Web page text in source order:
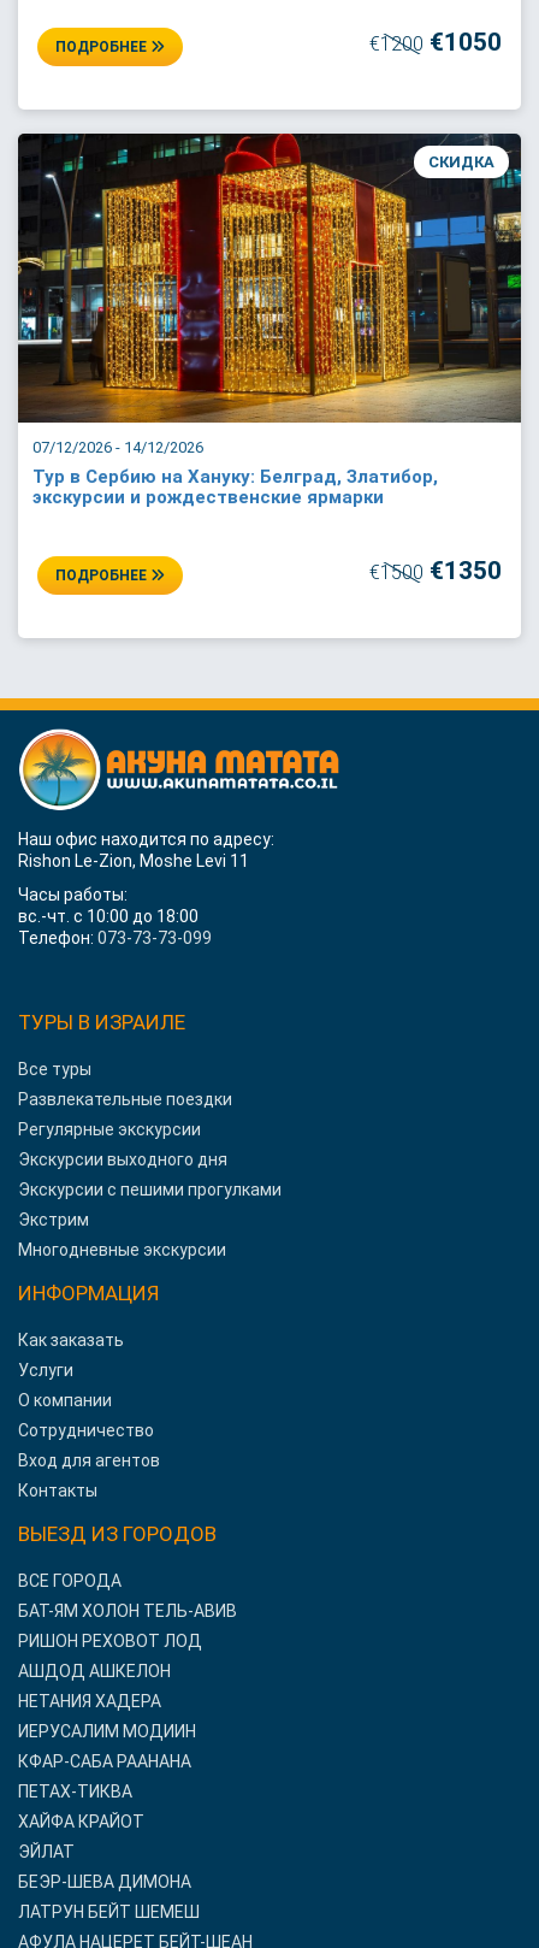
ПОДРОБНЕЕ €1200 €1050
07/12/2026 - 14/12/2026
СКИДКА
Тур в Сербию на Хануку: Белград, Златибор,
экскурсии и рождественские ярмарки
ПОДРОБНЕЕ €1500 €1350
Наш офис находится по адресу:
Rishon Le-Zion, Moshe Levi 11
Часы работы:
вс.-чт. с 10:00 до 18:00
Телефон: 073-73-73-099
ТУРЫ В ИЗРАИЛЕ
Все туры
Развлекательные поездки
Регулярные экскурсии
Экскурсии выходного дня
Экскурсии с пешими прогулками
Экстрим
Многодневные экскурсии
ИНФОРМАЦИЯ
Как заказать
Услуги
О компании
Сотрудничество
Вход для агентов
Контакты
ВЫЕЗД ИЗ ГОРОДОВ
ВСЕ ГОРОДА
БАТ-ЯМ ХОЛОН ТЕЛЬ-АВИВ
РИШОН РЕХОВОТ ЛОД
АШДОД АШКЕЛОН
НЕТАНИЯ ХАДЕРА
ИЕРУСАЛИМ МОДИИН
КФАР-САБА РААНАНА
ПЕТАХ-ТИКВА
ХАЙФА КРАЙОТ
ЭЙЛАТ
БЕЭР-ШЕВА ДИМОНА
ЛАТРУН БЕЙТ ШЕМЕШ
АФУЛА НАЦЕРЕТ БЕЙТ-ШЕАН